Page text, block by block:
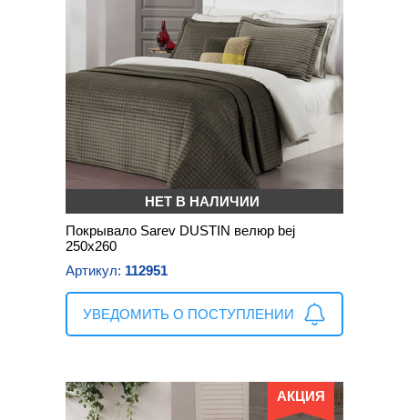
НЕТ В НАЛИЧИИ
Покрывало Sarev DUSTIN велюр bej
250х260
Артикул: 112951
УВЕДОМИТЬ О ПОСТУПЛЕНИИ
АКЦИЯ